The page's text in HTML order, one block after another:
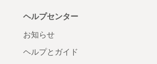
ヘルプセンター
お知らせ
ヘルプとガイド